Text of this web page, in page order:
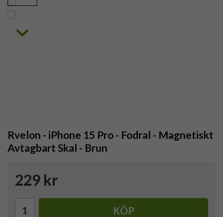
Rvelon - iPhone 15 Pro - Fodral - Magnetiskt
Avtagbart Skal - Brun
229 kr
KÖP